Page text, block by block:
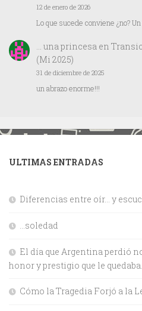
12 de enero de 2026
Lo que sucede conviene ¿no?
… una princesa en
(Mi 2025)
31 de diciembre de 2025
un abrazo enorme!!!
ULTIMAS ENTRADAS
Diferencias entre oír… y
…soledad
El día que Argentina perdió
honor y prestigio que le quedaba.
Cómo la Tragedia Forjó a la